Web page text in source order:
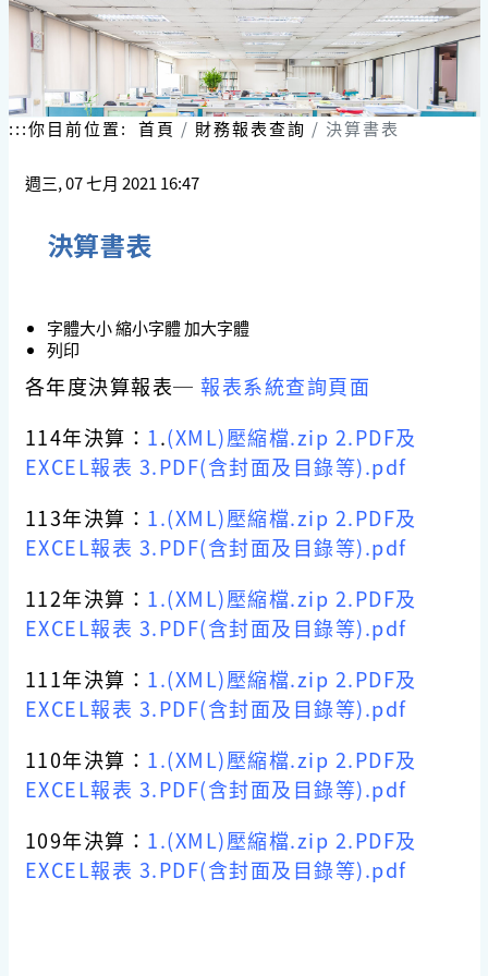
:::你目前位置: 首頁 財務報表查詢 決算書表
週三, 07 七月 2021 16:47
決算書表
字體大小縮小字體加大字體
列印
各年度決算報表─ 報表系統查詢頁面
114年決算： 1.(XML)壓縮檔.zip 2.PDF及
EXCEL報表 3.PDF(含封面及目錄等).pdf
113年決算： 1.(XML)壓縮檔.zip 2.PDF及
EXCEL報表 3.PDF(含封面及目錄等).pdf
112年決算： 1.(XML)壓縮檔.zip 2.PDF及
EXCEL報表 3.PDF(含封面及目錄等).pdf
111年決算： 1.(XML)壓縮檔.zip 2.PDF及
EXCEL報表 3.PDF(含封面及目錄等).pdf
110年決算： 1.(XML)壓縮檔.zip 2.PDF及
EXCEL報表 3.PDF(含封面及目錄等).pdf
109年決算： 1.(XML)壓縮檔.zip 2.PDF及
EXCEL報表 3.PDF(含封面及目錄等).pdf